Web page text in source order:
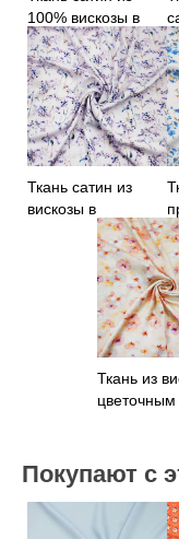
100% вискозы в
цветы
Ткань сатин из
вискозы в
фиолетовые цветы
Ткань из
цветочным
Покупают с